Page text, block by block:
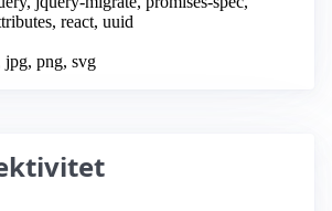
react, uuid
png, svg